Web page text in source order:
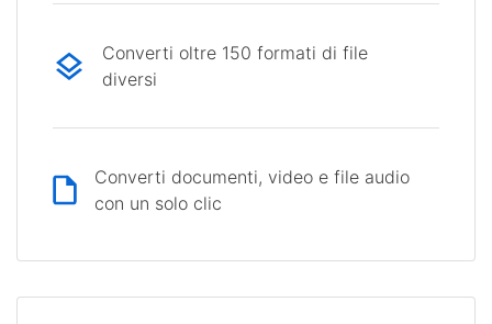
Converti oltre 150 formati di file
diversi
Converti documenti, video e file audio
con un solo clic